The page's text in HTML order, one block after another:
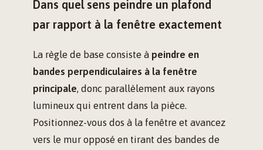
Dans quel sens peindre un plafond
par rapport à la fenêtre exactement
La règle de base consiste à peindre en
bandes perpendiculaires à la fenêtre
principale, donc parallèlement aux rayons
lumineux qui entrent dans la pièce.
Positionnez-vous dos à la fenêtre et avancez
vers le mur opposé en tirant des bandes de